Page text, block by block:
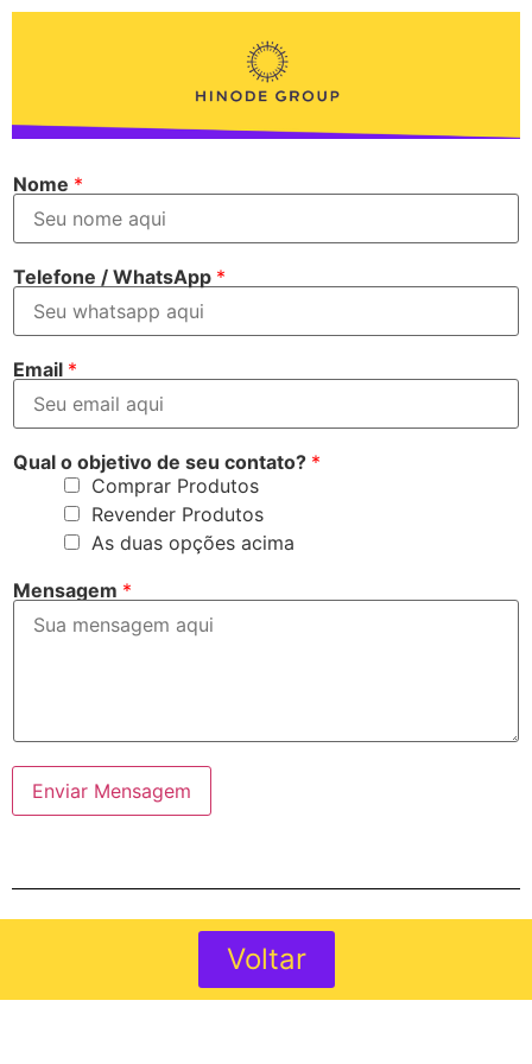
Nome *
Telefone / WhatsApp *
Email *
Qual o objetivo de seu contato? *
Comprar Produtos
Revender Produtos
As duas opções acima
Mensagem *
Enviar Mensagem
Voltar